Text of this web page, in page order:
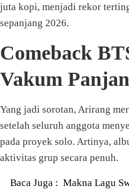
juta kopi, menjadi rekor
sepanjang 2026.
Comeback
Vakum
Yang jadi sorotan, Arirang
setelah seluruh anggota
pada proyek solo. Artinya,
aktivitas grup secara penuh.
Baca Juga : Makna Lagu